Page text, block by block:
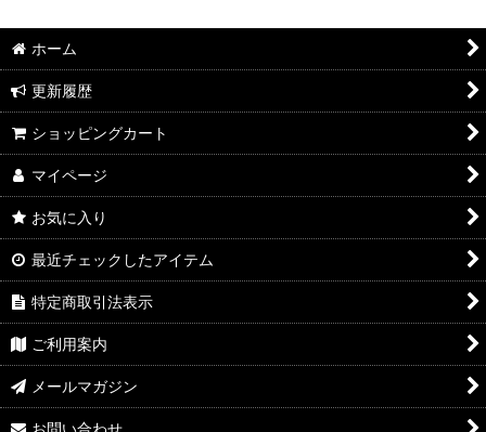
ホーム
更新履歴
ショッピングカート
マイページ
お気に入り
最近チェックしたアイテム
特定商取引法表示
ご利用案内
メールマガジン